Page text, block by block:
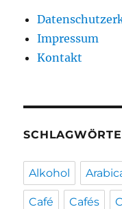
Impressum
Kontakt
Alkohol
Café Cafés